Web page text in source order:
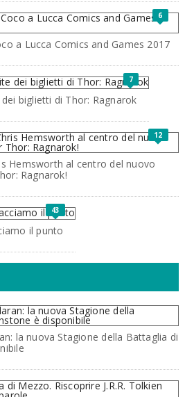
6
a Lucca Comics and Games 2017
7
biglietti di Thor: Ragnarok
12
Hemsworth al centro del nuovo
Ragnarok!
43
il punto
la nuova Stagione della Battaglia di